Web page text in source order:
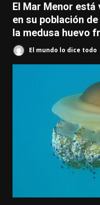
El Mar Menor está
en su población
la medusa huevo
El mundo lo dice todo